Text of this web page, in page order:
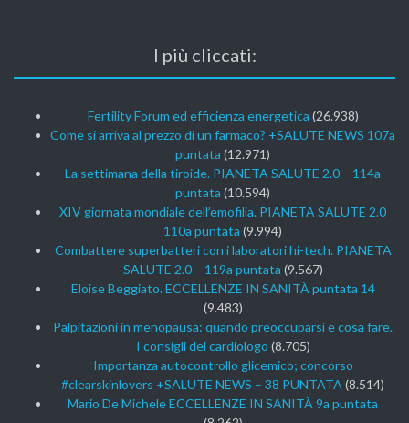
I più cliccati:
Fertility Forum ed efficienza energetica (26.938)
Come si arriva al prezzo di un farmaco? +SALUTE NEWS 107a
puntata (12.971)
La settimana della tiroide. PIANETA SALUTE 2.0 – 114a
puntata (10.594)
XIV giornata mondiale dell’emofilia. PIANETA SALUTE 2.0
110a puntata (9.994)
Combattere superbatteri con i laboratori hi-tech. PIANETA
SALUTE 2.0 – 119a puntata (9.567)
Eloise Beggiato. ECCELLENZE IN SANITÀ puntata 14
(9.483)
Palpitazioni in menopausa: quando preoccuparsi e cosa fare.
I consigli del cardiologo (8.705)
Importanza autocontrollo glicemico; concorso
#clearskinlovers +SALUTE NEWS – 38 PUNTATA(8.514)
Mario De Michele ECCELLENZE IN SANITÀ 9a puntata